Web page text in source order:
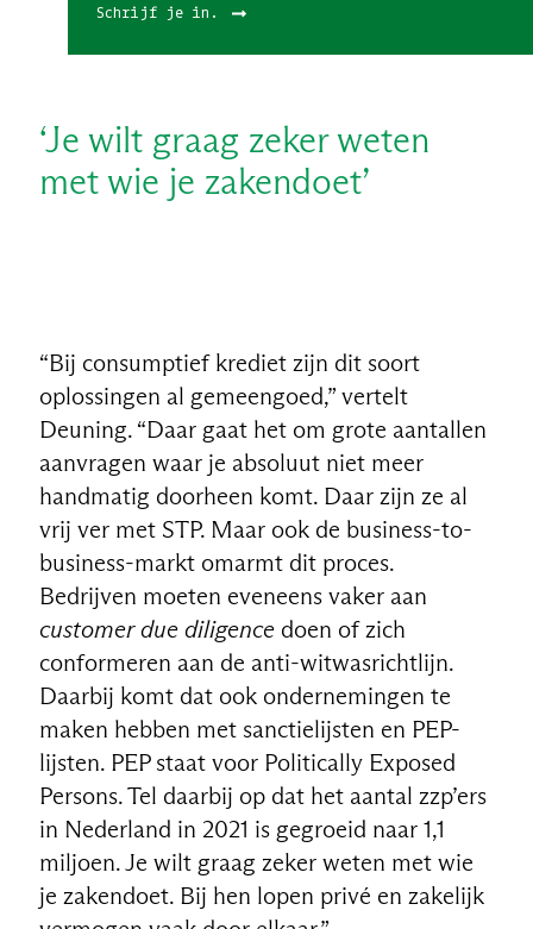
Schrijf je in.
‘Je wilt graag zeker weten
met wie je zakendoet’
“Bij consumptief krediet zijn dit soort
oplossingen al gemeengoed,” vertelt
Deuning. “Daar gaat het om grote aantallen
aanvragen waar je absoluut niet meer
handmatig doorheen komt. Daar zijn ze al
vrij ver met STP. Maar ook de business-to-
business-markt omarmt dit proces.
Bedrijven moeten eveneens vaker aan
customer due diligencedoen of zich
conformeren aan de anti-witwasrichtlijn.
Daarbij komt dat ook ondernemingen te
maken hebben met sanctielijsten en PEP-
lijsten. PEP staat voor Politically Exposed
Persons. Tel daarbij op dat het aantal zzp’ers
in Nederland in 2021 is gegroeid naar 1,1
miljoen. Je wilt graag zeker weten met wie
je zakendoet. Bij hen lopen privé en zakelijk